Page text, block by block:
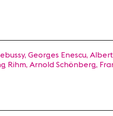
Georges Enescu,
Rihm, Arnold Schönberg,